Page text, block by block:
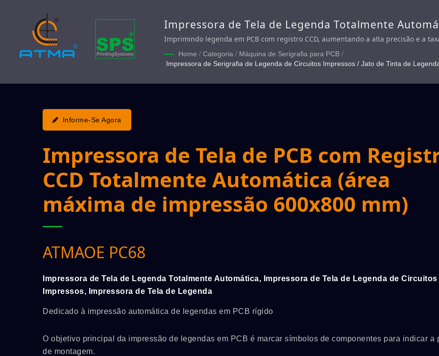
Impressora de Tela de Legenda Totalmente
Tela de Legenda de Circuitos Impressos,
Legenda
Imprimindo legenda em PCB com registro CCD, aumentando a alta precisão e a
Home / Categoria / Máquina de Serigrafia para PCB /
Impressora de Serigrafia de Legenda de Circuitos Impressos / Jato de Tinta de
Informe-Se Agora
Impressora de Tela de PCB com
CCD Totalmente Automática (área
máxima de impressão 600x800 mm)
ATMAOE PC68
Impressora de Tela de Legenda Totalmente Automática, Impressora de Tela de Legenda de Circuitos
Impressos, Impressora de Tela de Legenda
Dedicado à impressão automática de legendas em PCB rígido
O objetivo principal da impressão de legendas em PCB é marcar símbolos de componentes para indicar a
de montagem.